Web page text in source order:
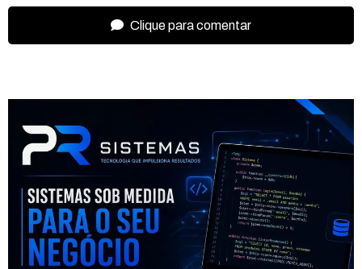
Clique para comentar